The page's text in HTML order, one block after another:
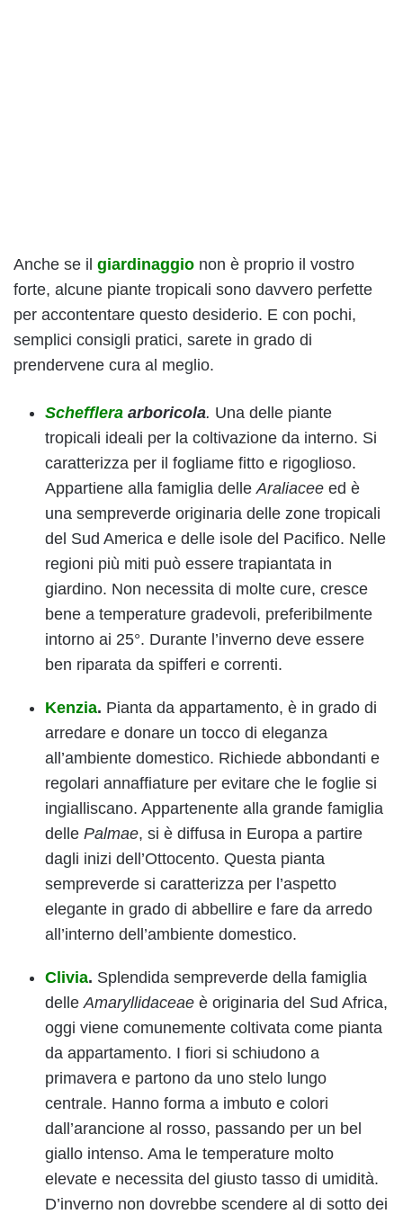
Anche se il giardinaggio non è proprio il vostro
forte, alcune piante tropicali sono davvero perfette
per accontentare questo desiderio. E con pochi,
semplici consigli pratici, sarete in grado di
prendervene cura al meglio.
Schefflera arboricola. Una delle piante
tropicali ideali per la coltivazione da interno. Si
caratterizza per il fogliame fitto e rigoglioso.
Appartiene alla famiglia delle Araliacee ed è
una sempreverde originaria delle zone tropicali
del Sud America e delle isole del Pacifico. Nelle
regioni più miti può essere trapiantata in
giardino. Non necessita di molte cure, cresce
bene a temperature gradevoli, preferibilmente
intorno ai 25°. Durante l’inverno deve essere
ben riparata da spifferi e correnti.
Kenzia. Pianta da appartamento, è in grado di
arredare e donare un tocco di eleganza
all’ambiente domestico. Richiede abbondanti e
regolari annaffiature per evitare che le foglie si
ingialliscano. Appartenente alla grande famiglia
delle Palmae, si è diffusa in Europa a partire
dagli inizi dell’Ottocento. Questa pianta
sempreverde si caratterizza per l’aspetto
elegante in grado di abbellire e fare da arredo
all’interno dell’ambiente domestico.
Clivia. Splendida sempreverde della famiglia
delle Amaryllidaceae è originaria del Sud Africa,
oggi viene comunemente coltivata come pianta
da appartamento. I fiori si schiudono a
primavera e partono da uno stelo lungo
centrale. Hanno forma a imbuto e colori
dall’arancione al rosso, passando per un bel
giallo intenso. Ama le temperature molto
elevate e necessita del giusto tasso di umidità.
D’inverno non dovrebbe scendere al di sotto dei